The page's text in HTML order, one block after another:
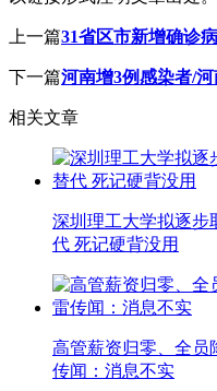
上一篇31省区市新增确诊
下一篇河南增3例感染者/
相关文章
深圳理工大学拟逐步
代 死记硬背没用
高管薪资归零、全员
传闻：消息不实